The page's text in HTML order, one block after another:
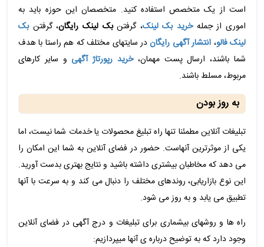
است از یک متخصص استفاده کنید. متخصصان این حوزه باید به
اموری از جملهخرید بک لینک، گرفتنبک لینک رایگان، گرفتنبک
لینک فالو، انتشار آگهی رایگاندر سایتهای مختلف که هم راستا با هدف
شما باشند، ارسال پست مهمان،خرید رپورتاژ آگهی و سایر کارهای
مربوط، مسلط باشند.
به روز بودن
تبلیغات آنلاین مطمئنا تنها راه تبلیغ محصولات یا خدمات شما نیست، اما
یکی از موثرترین آنهاست. حضور در فضای آنلاین به شما این امکان را
می دهد که مخاطبان بیشتری داشته باشید و نتایج بهتری بدست آورید.
این نوع بازاریابی، روندهای مختلف را دنبال می کند و به سرعت با آنها
تطبیق می یابد و به روز می شود.
راه ها و روشهای بیشماری برای تبلیغات و درج آگهی در فضای آنلاین
وجود دارد که به توضیح درباره ی آنها میپردازیم: